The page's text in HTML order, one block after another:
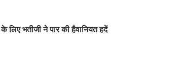
लिए भतीजी ने पार की हैवानियत हदें